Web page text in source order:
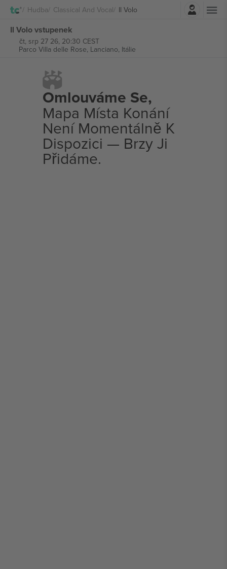
Hudba Classical And Vocal Il Volo
Přihlásit se
Il Volo vstupenek
čt, srp 27 26, 20:30 CEST
Parco Villa delle Rose, Lanciano, Itálie
Omlouváme Se,
Mapa Místa Konání
Není Momentálně K
Dispozici — Brzy Ji
Přidáme.